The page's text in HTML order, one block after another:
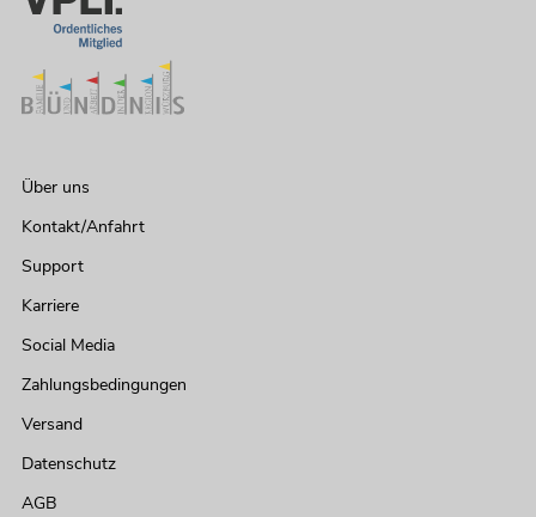
Über uns
Kontakt/Anfahrt
Support
Karriere
Social Media
Zahlungsbedingungen
Versand
Datenschutz
AGB